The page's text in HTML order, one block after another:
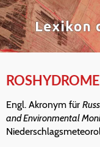
Engl. Akronym für
and Environmental